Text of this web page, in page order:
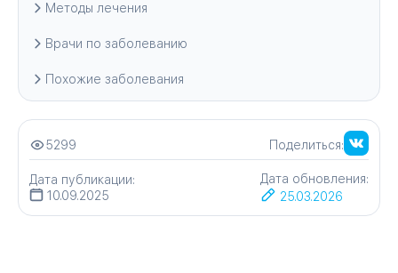
Методы лечения
Врачи по заболеванию
Похожие заболевания
5299 Поделиться:
Дата публикации:
10.09.2025
Дата обновления:
25.03.2026